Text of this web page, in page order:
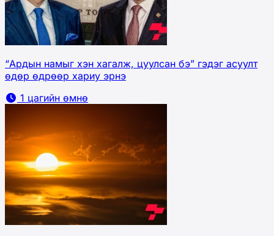
“Ардын намыг хэн хагалж, цуулсан бэ” гэдэг асуулт
өдөр өдрөөр хариу эрнэ
1 цагийн өмнө